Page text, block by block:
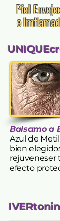
Balsamo a
Azul de
bien
rejuveneser
efecto
Piel
e
​IVERtonin